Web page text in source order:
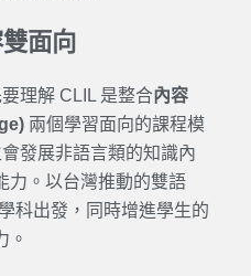
面向
理解 CLIL 是整合內容
兩個學習面向的課程模
發展非語言類的知識內
力。以台灣推動的雙語
科出發，同時增進學生的
。